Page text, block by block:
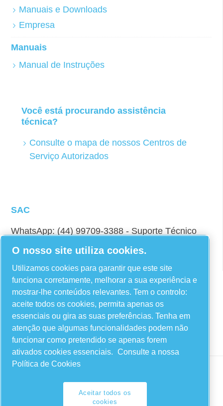
Manuais e Downloads
Empresa
Manuais
Manual de Instruções
Você está procurando assistência
técnica?
Consulte o mapa de nossos Centros de
Serviço Autorizados
SAC
WhatsApp: (44) 99709-3388 - Suporte Técnico
E-mail: fiac@fiacbrasil.com.br
Linkedin
Instagram
Facebook
YouTube
Legal & Privacy Notices
O nosso site utiliza cookies.
Utilizamos cookies para garantir que este site
funciona corretamente, melhorar a sua experiência e
mostrar-lhe conteúdos relevantes. Tem o controlo:
aceite todos os cookies, permita apenas os
essenciais ou gira as suas preferências. Tenha em
atenção que algumas funcionalidades podem não
funcionar como pretendido se apenas forem
ativados cookies essenciais. Consulte a nossa
Política de Cookies
Aceitar todos os
cookies